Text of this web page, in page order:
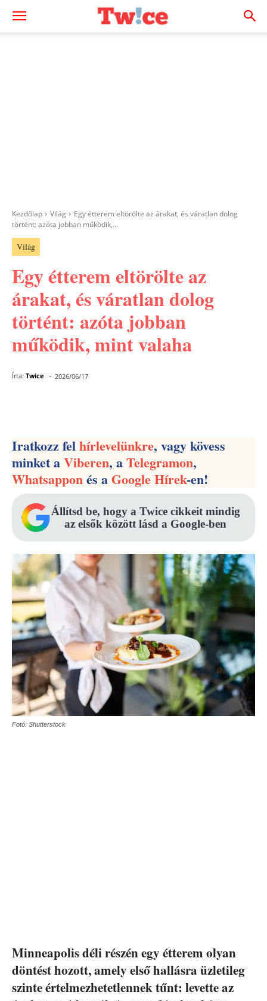
Kezdőlap Világ
Egy étterem eltörölte az árakat, és váratlan dolog
történt: azóta jobban működik,...
Világ
Egy étterem eltörölte az
árakat, és váratlan dolog
történt: azóta jobban
működik, mint valaha
Írta: Twice - 2026/06/17
Iratkozz felhírlevelünkre, vagy kövess
minket aViberen, aTelegramon,
Whatsapponés aGoogle Hírek-en!
Állítsd be, hogy a Twice cikkeit mindig
az elsők között lásd a Google-ben
Fotó: Shutterstock
Minneapolis déli részén egy étterem olyan
döntést hozott, amely első hallásra üzletileg
szinte értelmezhetetlennek tűnt: levette az